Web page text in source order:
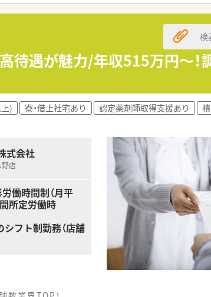
待遇が魅力/年収515万円～！
検
) 寮・借上社宅あり 認定薬剤師取得支援あり
式会社
店
働時間制（月平
所定労働時
フト制勤務（店舗